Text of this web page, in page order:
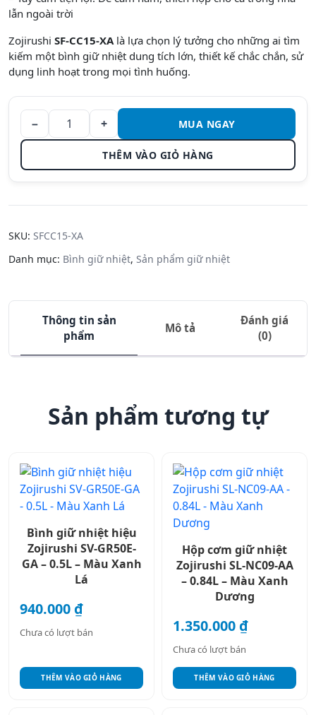
lẫn ngoài trời
Zojirushi SF-CC15-XAlà lựa chọn lý tưởng cho những ai tìm
kiếm một bình giữ nhiệt dung tích lớn, thiết kế chắc chắn, sử
dụng linh hoạt trong mọi tình huống.
Bình giữ
nhiệt
Zojirushi
SF-CC15-
số lượng
− +
THÊM VÀO GIỎ HÀNG
MUA NGAY
SKU: SFCC15-XA
Danh mục: Bình giữ nhiệt, Sản phẩm giữ nhiệt
Thông tin sản
phẩm
Mô tả
Đánh giá
(0)
Sản phẩm tương tự
Bình giữ nhiệt hiệu
Zojirushi SV-GR50E-
GA – 0.5L – Màu Xanh
Lá
940.000₫
Chưa có lượt bán
THÊM VÀO GIỎ HÀNG
Hộp cơm giữ nhiệt
Zojirushi SL-NC09-AA
– 0.84L – Màu Xanh
Dương
1.350.000₫
Chưa có lượt bán
THÊM VÀO GIỎ HÀNG